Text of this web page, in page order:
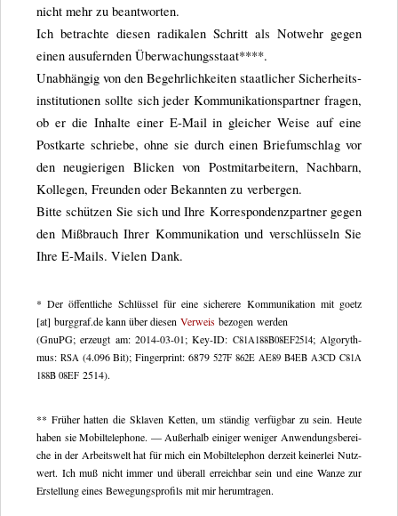
nicht mehr zu beantworten.
Ich betrachte die­sen radi­ka­len Schritt als Not­wehr gegen
einen aus­ufern­den Überwachungsstaat****.
Unab­hän­gig von den Begehr­lich­kei­ten staat­li­cher Sicher­heits­
in­sti­tu­tio­nen sollte sich jeder Kom­mu­ni­ka­ti­ons­part­ner fra­gen,
ob er die Inhalte einer E‑Mail in glei­cher Weise auf eine
Post­karte schriebe, ohne sie durch einen Brief­um­schlag vor
den neu­gie­ri­gen Bli­cken von Post­mit­ar­bei­tern, Nach­barn,
Kol­le­gen, Freun­den oder Bekann­ten zu verbergen.
Bitte schüt­zen Sie sich und Ihre Kor­re­spon­denz­part­ner gegen
den Miß­brauch Ihrer Kom­mu­ni­ka­tion und ver­schlüs­seln Sie
Ihre E‑Mails. Vie­len Dank.
* Der öffent­li­che Schlüs­sel für eine siche­rere Kom­mu­ni­ka­tion mit goetz
[at] burg​graf​.de kann über die­sen Ver­weis bezo­gen werden
(GnuPG; erzeugt am: 2014-03-01; Key-ID: C81A188B08EF2514; Algo­ryth­
mus: RSA (4.096 Bit); Fin­ger­print: 6879 527F 862E AE89 B4EB A3CD C81A
188B 08EF 2514).
** Frü­her hat­ten die Skla­ven Ket­ten, um stän­dig ver­füg­bar zu sein. Heute
haben sie Mobil­te­le­phone. — Außer­halb eini­ger weni­ger Anwen­dungs­be­rei­
che in der Arbeits­welt hat für mich ein Mobil­te­le­phon der­zeit kei­ner­lei Nutz­
wert. Ich muß nicht immer und über­all erreich­bar sein und eine Wanze zur
Erstel­lung eines Bewe­gungs­pro­fils mit mir herumtragen.